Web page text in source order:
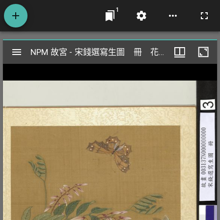
1
Mirador
閱
器
NPM 故宮 - 宋錢選寫生圖 冊 花草蝶蛾